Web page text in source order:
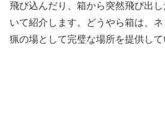
飛び込んだり、箱から突然飛び出
いて紹介します。どうやら箱は、
猟の場として完璧な場所を提供して